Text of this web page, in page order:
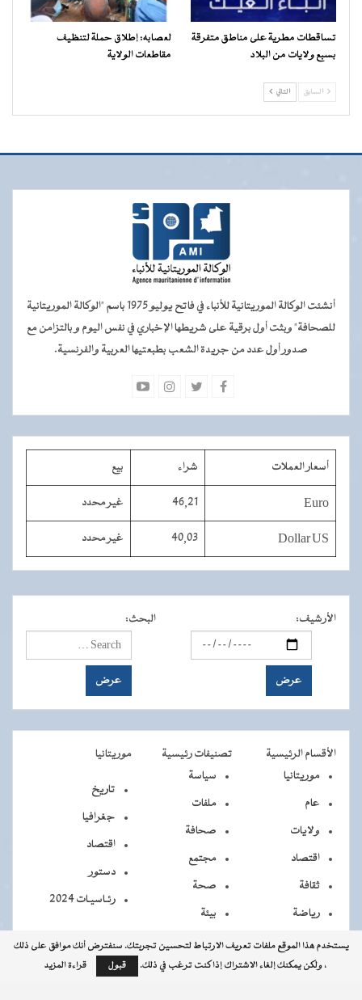
تساقطات مطرية على مناطق متفرقة
بسبع ولايات من البلاد
لعصابه: إطلاق حملة لتنظيف
مقاطعات الولاية
السابق التالي
أنشئت الوكالة الموريتانية للأنباء في فاتح يوليو 1975 باسم "الوكالة الموريتانية
للصحافة" وبثت أول برقية على شريطها الإخباري في نفس اليوم و بالتزامن مع
صدور أول عدد من جريدة الشعب بطبعتيها العربية والفرنسية.
أسعار العملات شراء بيع
Euro
46,21 غير محدد
Dollar US
40,03 غير محدد
الأرشيف: البحث:
الأقسام الرئيسية تصنيفات رئيسية
موريتانيا
موريتانيا
عام
ولايات
اقتصاد
ثقافة
رياضة
سياسة
ملفات
صحافة
مجتمع
صحة
بيئة
تاريخ
جغرافيا
اقتصاد
دستور
رئـاسيـات 2024
يستخدم هذا الموقع ملفات تعريف الارتباط لتحسين تجربتك. سنفترض أنك موافق على ذلك
، ولكن يمكنك إلغاء الاشتراك إذا كنت ترغب في ذلك.
قبول قراءة المزيد